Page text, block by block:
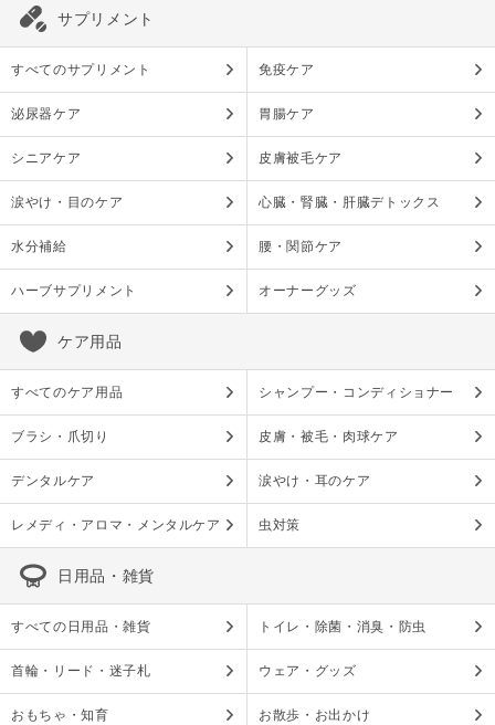
サプリメント
すべてのサプリメント 免疫ケア
泌尿器ケア 胃腸ケア
シニアケア 皮膚被毛ケア
涙やけ・目のケア 心臓・腎臓・肝臓デトックス
水分補給 腰・関節ケア
ハーブサプリメント オーナーグッズ
ケア用品
すべてのケア用品 シャンプー・コンディショナー
ブラシ・爪切り 皮膚・被毛・肉球ケア
デンタルケア 涙やけ・耳のケア
レメディ・アロマ・メンタルケア 虫対策
日用品・雑貨
すべての日用品・雑貨 トイレ・除菌・消臭・防虫
首輪・リード・迷子札 ウェア・グッズ
おもちゃ・知育 お散歩・お出かけ